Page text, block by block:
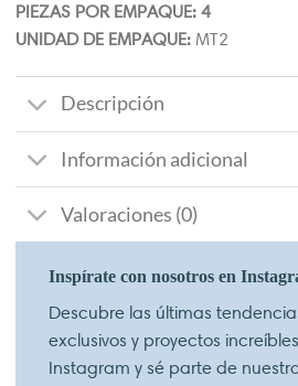
PIEZAS POR EMPAQUE: 4
UNIDAD DE EMPAQUE: MT2
Descripción
Información adicional
Valoraciones (0)
Inspírate con nosotros en
Descubre las últimas
exclusivos y proyectos
Instagram y sé parte de